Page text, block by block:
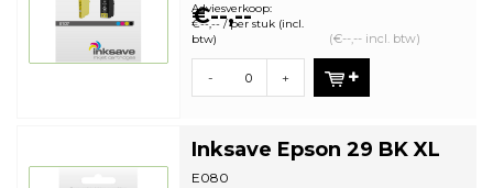
€--,--
Adviesverkoop:
€--,-- / per stuk (incl.
btw)
(€--,-- incl. btw)
- +
Inksave Epson 29 BK XL
E080